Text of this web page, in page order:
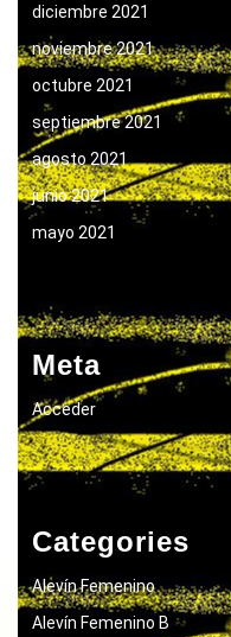
diciembre 2021
noviembre 2021
octubre 2021
septiembre 2021
agosto 2021
junio 2021
mayo 2021
Meta
Acceder
Categories
Alevín Femenino
Alevín Femenino B